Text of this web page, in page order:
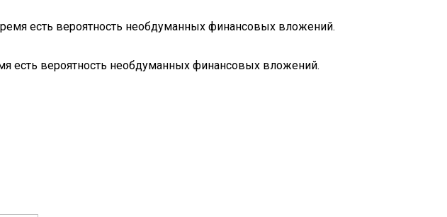
есть вероятность необдуманных финансовых вложений.
есть вероятность необдуманных финансовых вложений.